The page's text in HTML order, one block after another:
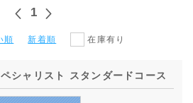
1
順 新着順 在庫有り
シャリスト スタンダードコース